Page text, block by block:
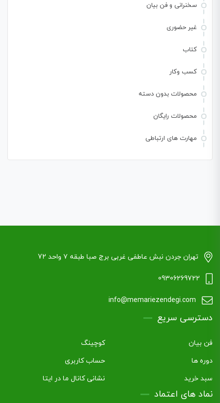
سخنرانی و فن بیان
غیر حضوری
کتاب
کسب وکار
محصولات بدون دسته
محصولات رایگان
مهارت های ارتباطی
تهران جردن نبش عاطفی غربی برج صبا طبقه ۷ واحد 72
09306269722
info@memariezendegi.com
دسترسی سریع
فن بیان
کوچینگ
دوره ها
حساب کاربری
سبد خرید
نشانی کانال ما در ایتا
نماد های اعتماد